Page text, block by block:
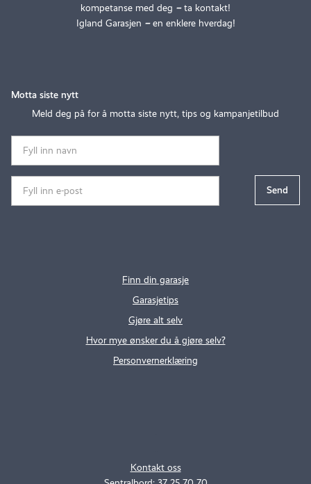
kompetanse med deg –ta kontakt!
Igland Garasjen –en enklere hverdag!
Kontakt oss
Finn din garasje
Garasjetips
Gjøre alt selv
Hvor mye ønsker du å gjøre selv?
Personvernerklæring
Motta siste nytt
Meld deg på for å motta siste nytt, tips og kampanjetilbud